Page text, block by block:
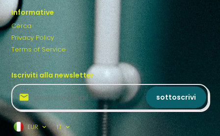
Informative
Cerca
Privacy Policy
Terms of Service
Iscriviti alla newsletter
sottoscrivi
EUR IT